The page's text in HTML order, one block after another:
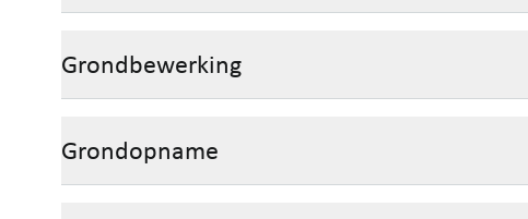
Grondbewerking
Grondopname